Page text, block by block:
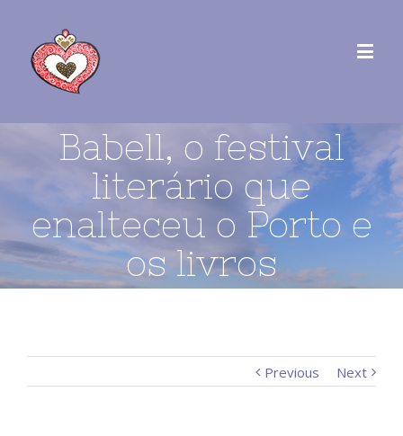
Babell, o festival
literário que
enalteceu o Porto e
os livros
Previous Next